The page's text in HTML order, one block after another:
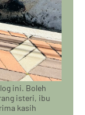
ini. Boleh
isteri, ibu
kasih